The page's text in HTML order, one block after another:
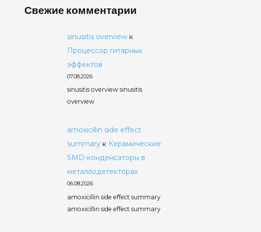
Свежие комментарии
sinusitis overviewк
Процессор гитарных
эффектов
07.08.2026
sinusitis overview sinusitis
overview
amoxicillin side effect
summaryк Керамические
SMD-конденсаторы в
металлодетекторах
06.08.2026
amoxicillin side effect summary
amoxicillin side effect summary